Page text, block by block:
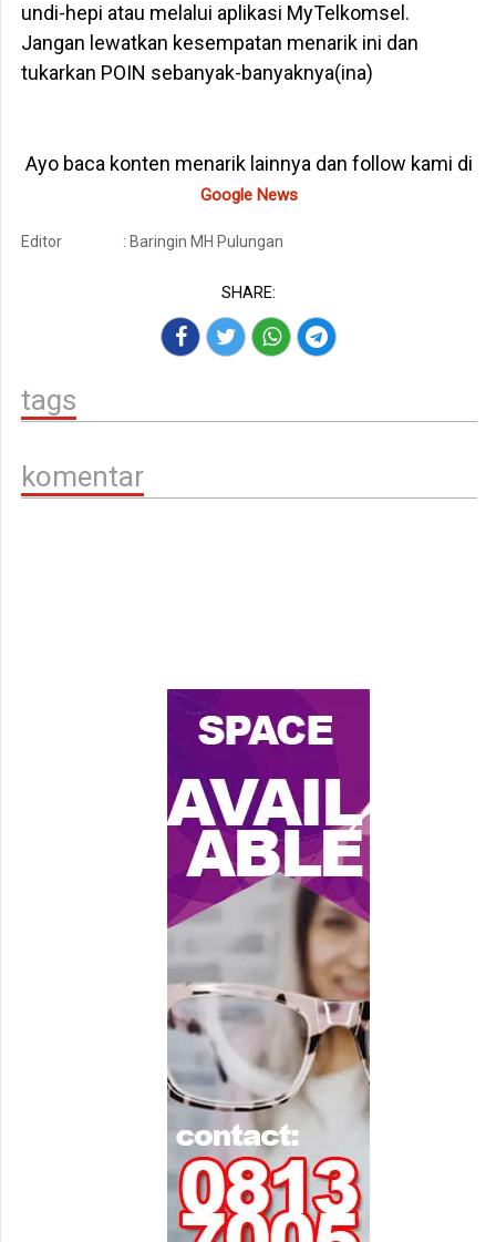
undi-hepi atau melalui aplikasi MyTelkomsel.
Jangan lewatkan kesempatan menarik ini dan
tukarkan POIN sebanyak-banyaknya(ina)
Ayo baca konten menarik lainnya dan follow kami di
Google News
Editor : Baringin MH Pulungan
SHARE:
tags
komentar